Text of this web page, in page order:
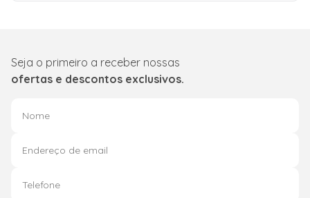
Seja o primeiro a receber nossas
ofertas e descontos exclusivos.